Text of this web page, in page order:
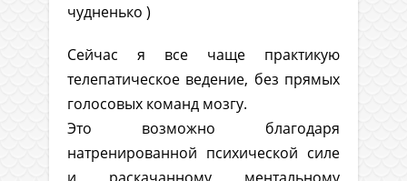
чудненько )
Сейчас я все чаще практикую
телепатическое ведение, без прямых
голосовых команд мозгу.
Это возможно благодаря
натренированной психической силе